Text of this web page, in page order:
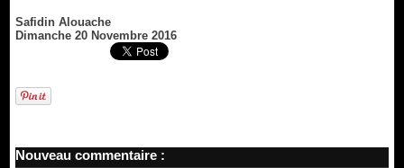
Safidin Alouache
Dimanche 20 Novembre 2016
Nouveau commentaire :